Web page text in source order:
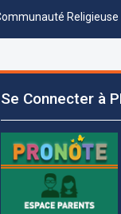
Religieuse
Se Connecter à
Les demandes
direction de
rendez-vous fixés à
+961 25 601 171
+961 25 601 172
+961 3 669 641